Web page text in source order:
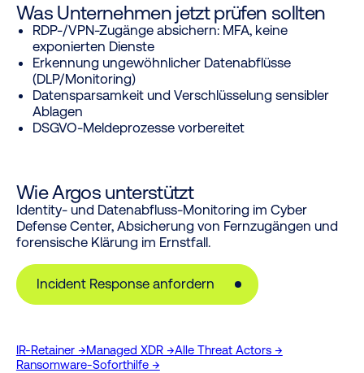
Was Unternehmen jetzt prüfen sollten
RDP-/VPN-Zugänge absichern: MFA, keine
exponierten Dienste
Erkennung ungewöhnlicher Datenabflüsse
(DLP/Monitoring)
Datensparsamkeit und Verschlüsselung sensibler
Ablagen
DSGVO-Meldeprozesse vorbereitet
Wie Argos unterstützt
Identity- und Datenabfluss-Monitoring im Cyber
Defense Center, Absicherung von Fernzugängen und
forensische Klärung im Ernstfall.
Incident Response anfordern
IR-Retainer →Managed XDR →Alle Threat Actors →
Ransomware-Soforthilfe →